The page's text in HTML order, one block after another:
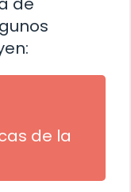
de la